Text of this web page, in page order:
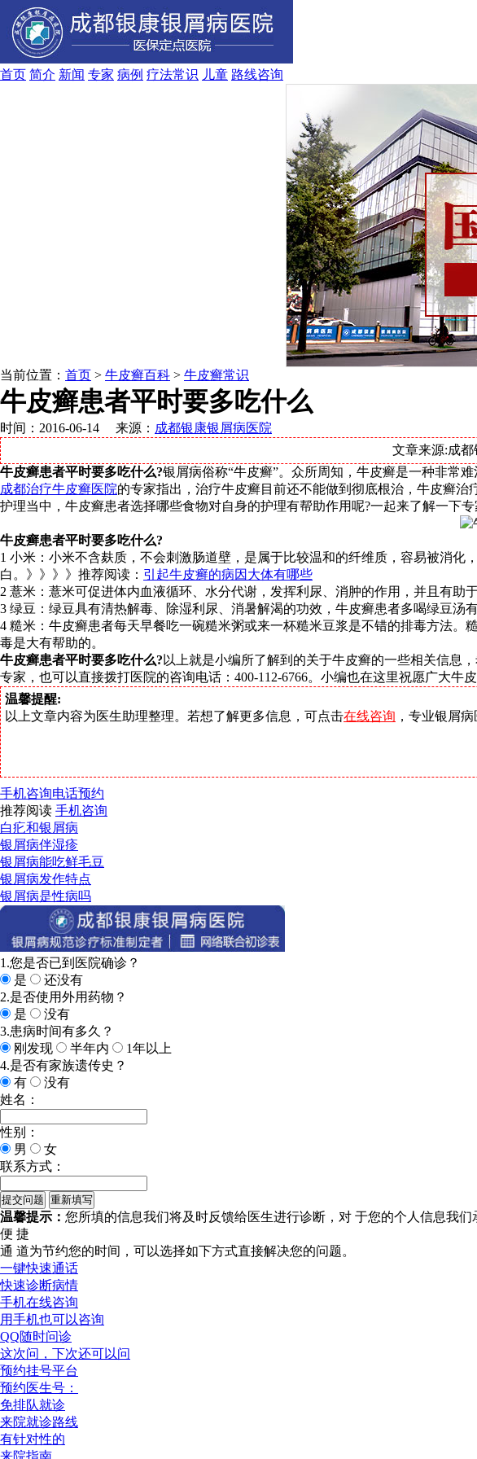
首页 简介 新闻 专家 病例 疗法常识 儿童 路线咨询
当前位置： 首页 > 牛皮癣百科 > 牛皮癣常识
牛皮癣患者平时要多吃什么
时间：2016-06-14 来源： 成都银康银屑病医院
文章来源:成
牛皮癣患者平时要多吃什么?银屑病俗称“牛皮癣”。众所周知，牛皮癣是一种非常
成都治疗牛皮癣医院的专家指出，治疗牛皮癣目前还不能做到彻底根治，牛皮癣
护理当中，牛皮癣患者选择哪些食物对自身的护理有帮助作用呢?一起来了解一下专
牛皮癣患者平时要多吃什么?
1 小米：小米不含麸质，不会刺激肠道壁，是属于比较温和的纤维质，容易被消
白。》》》》推荐阅读： 引起牛皮癣的病因大体有哪些
2 薏米：薏米可促进体内血液循环、水分代谢，发挥利尿、消肿的作用，并且有助
3 绿豆：绿豆具有清热解毒、除湿利尿、消暑解渴的功效，牛皮癣患者多喝绿豆汤
4 糙米：牛皮癣患者每天早餐吃一碗糙米粥或来一杯糙米豆浆是不错的排毒方法
毒是大有帮助的。
牛皮癣患者平时要多吃什么? 以上就是小编所了解到的关于牛皮癣的一些相关信息
专家，也可以直接拨打医院的咨询电话：400-112-6766。小编也在这里祝愿广大牛
温馨提醒:
以上文章内容为医生助理整理。若想了解更多信息，可点击在线咨询 ，专业银屑
手机咨询电话预约
推荐阅读 手机咨询
白疕和银屑病
银屑病伴湿疹
银屑病能吃鲜毛豆
银屑病发作特点
银屑病是性病吗
1.您是否已到医院确诊？
是
还没有
2.是否使用外用药物？
是
没有
3.患病时间有多久？
刚发现
半年内
1年以上
4.是否有家族遗传史？
有
没有
姓名：
性别：
男
女
联系方式：
温馨提示： 您所填的信息我们将及时反馈给医生进行诊断，对 于您的个人信息我
便 捷
通 道为节约您的时间，可以选择如下方式直接解决您的问题。
一键快速通话
快速诊断病情
手机在线咨询
用手机也可以咨询
QQ随时问诊
这次问，下次还可以问
预约挂号平台
预约医生号：
免排队就诊
来院就诊路线
有针对性的
来院指南